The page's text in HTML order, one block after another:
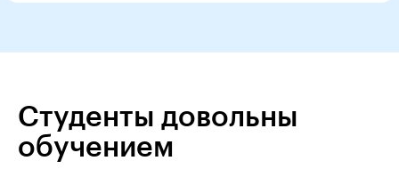
Студенты довольны
обучением